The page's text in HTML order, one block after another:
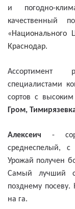
и погодно-
качественный
«Национального
Краснодар.
Ассортимент
специалистами
сортов с
Гром,
Алексеич -
среднеспелый, с
Урожай получен
Самый лучший
позднему
на га.